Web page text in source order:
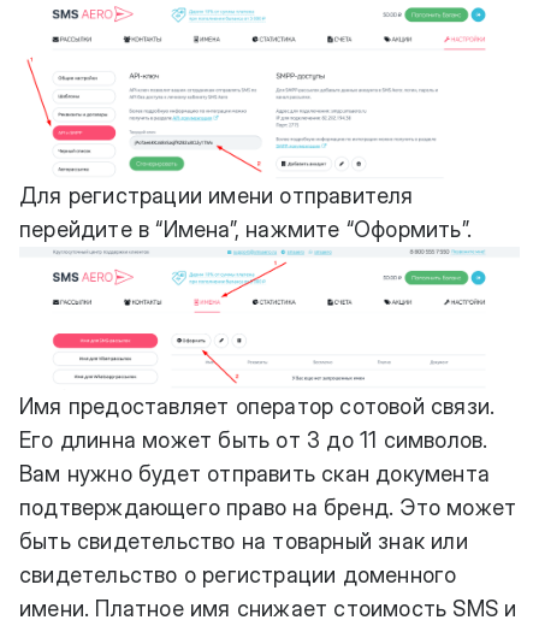
Для регистрации имени отправителя
перейдите в “Имена”, нажмите “Оформить”.
Имя предоставляет оператор сотовой связи.
Его длинна может быть от 3 до 11 символов.
Вам нужно будет отправить скан документа
подтверждающего право на бренд. Это может
быть свидетельство на товарный знак или
свидетельство о регистрации доменного
имени. Платное имя снижает стоимость SMS и